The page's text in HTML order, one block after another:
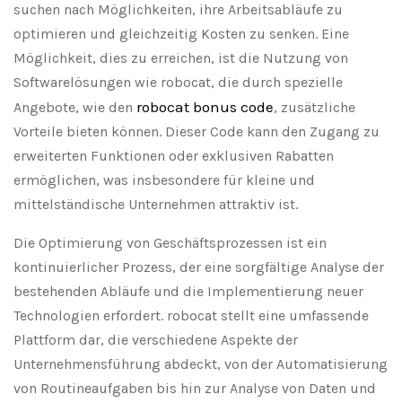
suchen nach Möglichkeiten, ihre Arbeitsabläufe zu
optimieren und gleichzeitig Kosten zu senken. Eine
Möglichkeit, dies zu erreichen, ist die Nutzung von
Softwarelösungen wie robocat, die durch spezielle
Angebote, wie den robocat bonus code, zusätzliche
Vorteile bieten können. Dieser Code kann den Zugang zu
erweiterten Funktionen oder exklusiven Rabatten
ermöglichen, was insbesondere für kleine und
mittelständische Unternehmen attraktiv ist.
Die Optimierung von Geschäftsprozessen ist ein
kontinuierlicher Prozess, der eine sorgfältige Analyse der
bestehenden Abläufe und die Implementierung neuer
Technologien erfordert. robocat stellt eine umfassende
Plattform dar, die verschiedene Aspekte der
Unternehmensführung abdeckt, von der Automatisierung
von Routineaufgaben bis hin zur Analyse von Daten und